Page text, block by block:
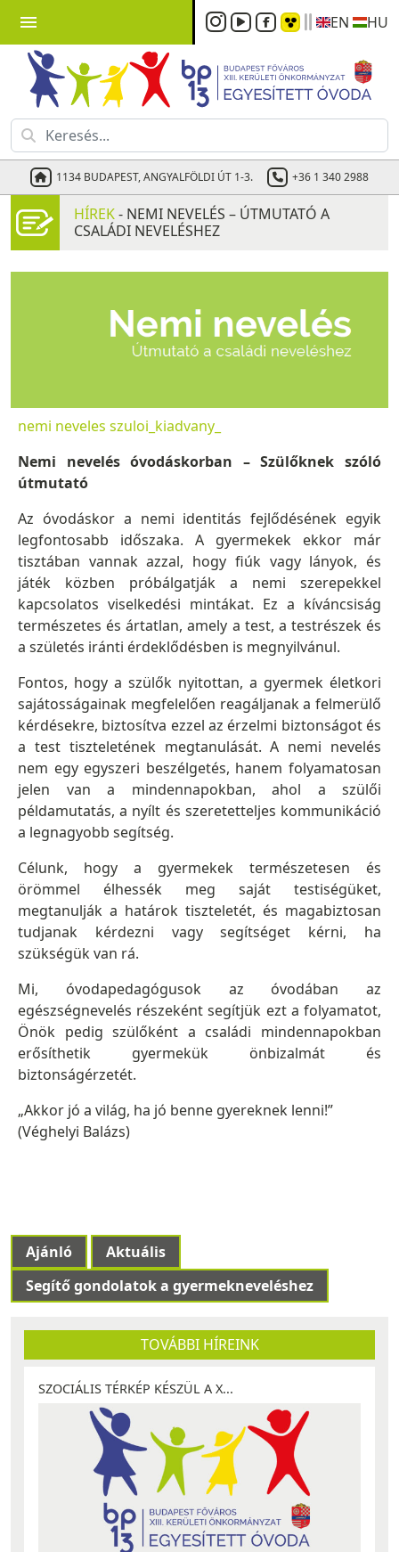
menu
1134 BUDAPEST, ANGYALFÖLDI ÚT 1-3. +36 1 340 2988
EN HU
HÍREK- NEMI NEVELÉS – ÚTMUTATÓ A
CSALÁDI NEVELÉSHEZ
nemi neveles szuloi_kiadvany_
Nemi nevelés óvodáskorban – Szülőknek szóló
útmutató
Az óvodáskor a nemi identitás fejlődésének egyik
legfontosabb időszaka. A gyermekek ekkor már
tisztában vannak azzal, hogy fiúk vagy lányok, és
játék közben próbálgatják a nemi szerepekkel
kapcsolatos viselkedési mintákat. Ez a kíváncsiság
természetes és ártatlan, amely a test, a testrészek és
a születés iránti érdeklődésben is megnyilvánul.
Fontos, hogy a szülők nyitottan, a gyermek életkori
sajátosságainak megfelelően reagáljanak a felmerülő
kérdésekre, biztosítva ezzel az érzelmi biztonságot és
a test tiszteletének megtanulását. A nemi nevelés
nem egy egyszeri beszélgetés, hanem folyamatosan
jelen van a mindennapokban, ahol a szülői
példamutatás, a nyílt és szeretetteljes kommunikáció
a legnagyobb segítség.
Célunk, hogy a gyermekek természetesen és
örömmel élhessék meg saját testiségüket,
megtanulják a határok tiszteletét, és magabiztosan
tudjanak kérdezni vagy segítséget kérni, ha
szükségük van rá.
Mi, óvodapedagógusok az óvodában az
egészségnevelés részeként segítjük ezt a folyamatot,
Önök pedig szülőként a családi mindennapokban
erősíthetik gyermekük önbizalmát és
biztonságérzetét.
„Akkor jó a világ, ha jó benne gyereknek lenni!”
(Véghelyi Balázs)
Ajánló
Aktuális
Segítő gondolatok a gyermekneveléshez
TOVÁBBI HÍREINK
SZOCIÁLIS TÉRKÉP KÉSZÜL A X...